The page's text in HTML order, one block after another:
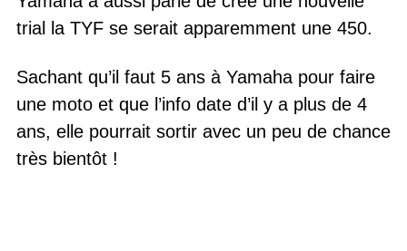
trial la TYF se serait apparemment une 450.
Sachant qu’il faut 5 ans à Yamaha pour faire
une moto et que l’info date d’il y a plus de 4
ans, elle pourrait sortir avec un peu de chance
très bientôt !